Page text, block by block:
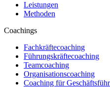
Leistungen
Methoden
Coachings
Fachkräftecoaching
Führungskräftecoaching
Teamcoaching
Organisationscoaching
Coaching für